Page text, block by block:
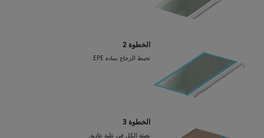
الخطوة 2
تحيط الزجاج بمادة EPE.
الخطوة 3
تعبئة الكل في علبة عادية.